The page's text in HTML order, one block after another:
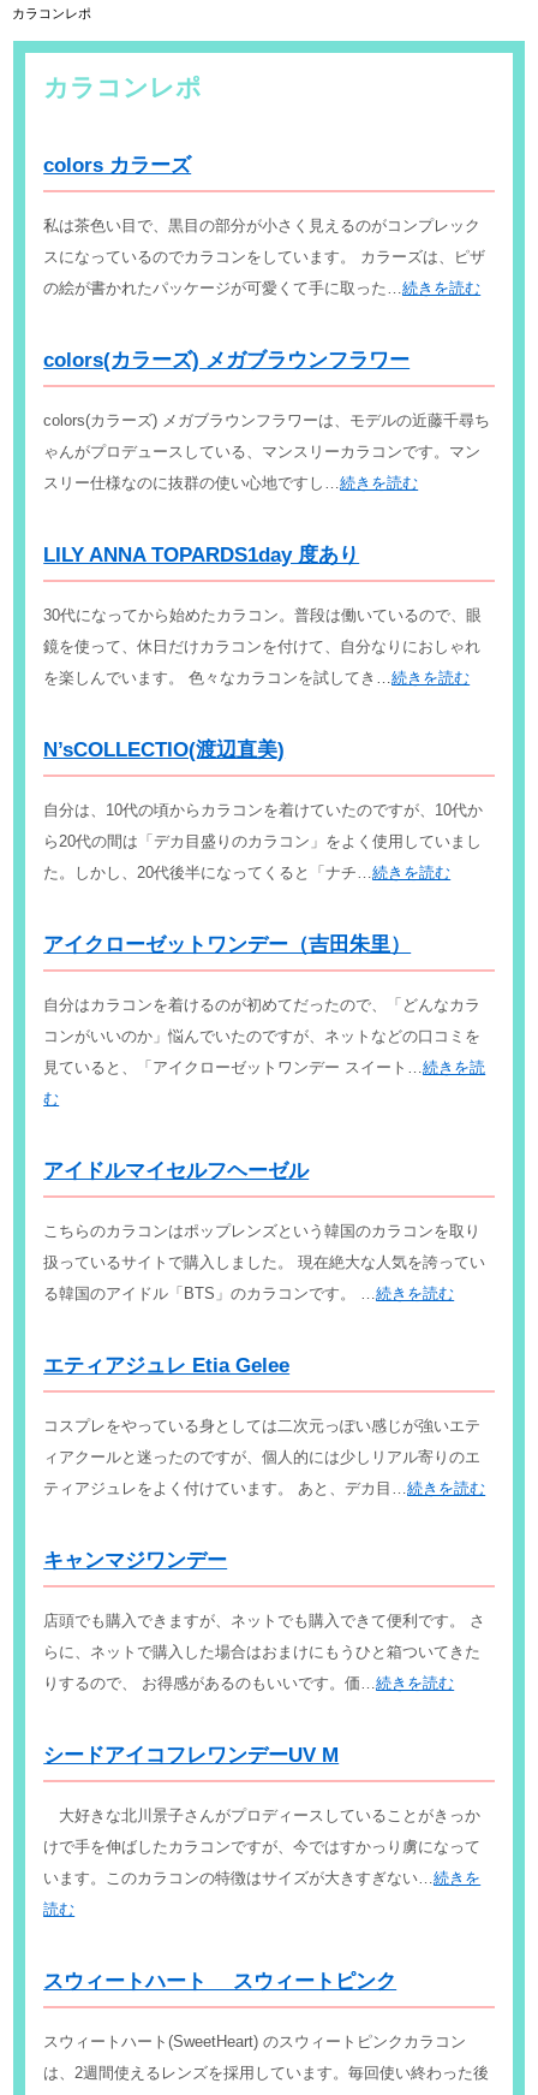
カラコンレポ
カラコンレポ
colors カラーズ
私は茶色い目で、黒目の部分が小さく見えるのがコンプレック
スになっているのでカラコンをしています。 カラーズは、ピザ
の絵が書かれたパッケージが可愛くて手に取った…続きを読む
colors(カラーズ) メガブラウンフラワー
colors(カラーズ) メガブラウンフラワーは、モデルの近藤千尋ち
ゃんがプロデュースしている、マンスリーカラコンです。マン
スリー仕様なのに抜群の使い心地ですし…続きを読む
LILY ANNA TOPARDS1day 度あり
30代になってから始めたカラコン。普段は働いているので、眼
鏡を使って、休日だけカラコンを付けて、自分なりにおしゃれ
を楽しんでいます。 色々なカラコンを試してき…続きを読む
N’sCOLLECTIO(渡辺直美)
自分は、10代の頃からカラコンを着けていたのですが、10代か
ら20代の間は「デカ目盛りのカラコン」をよく使用していまし
た。しかし、20代後半になってくると「ナチ…続きを読む
アイクローゼットワンデー（吉田朱里）
自分はカラコンを着けるのが初めてだったので、「どんなカラ
コンがいいのか」悩んでいたのですが、ネットなどの口コミを
見ていると、「アイクローゼットワンデー スイート…続きを読
む
アイドルマイセルフヘーゼル
こちらのカラコンはポップレンズという韓国のカラコンを取り
扱っているサイトで購入しました。 現在絶大な人気を誇ってい
る韓国のアイドル「BTS」のカラコンです。 …続きを読む
エティアジュレ Etia Gelee
コスプレをやっている身としては二次元っぽい感じが強いエテ
ィアクールと迷ったのですが、個人的には少しリアル寄りのエ
ティアジュレをよく付けています。 あと、デカ目…続きを読む
キャンマジワンデー
店頭でも購入できますが、ネットでも購入できて便利です。 さ
らに、ネットで購入した場合はおまけにもうひと箱ついてきた
りするので、 お得感があるのもいいです。価…続きを読む
シードアイコフレワンデーUV M
大好きな北川景子さんがプロディースしていることがきっか
けで手を伸ばしたカラコンですが、今ではすかっり虜になって
います。このカラコンの特徴はサイズが大きすぎない…続きを
読む
スウィートハート スウィートピンク
スウィートハート(SweetHeart) のスウィートピンクカラコン
は、2週間使えるレンズを採用しています。毎回使い終わった後